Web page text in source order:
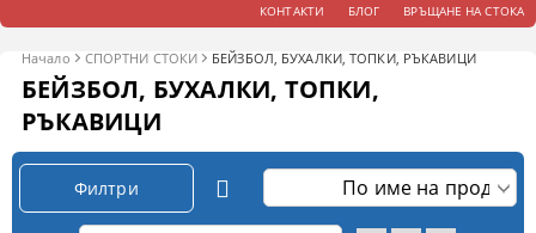
КОНТАКТИ БЛОГ ВРЪЩАНЕ НА СТОКА
Начало СПОРТНИ СТОКИ БЕЙЗБОЛ, БУХАЛКИ, ТОПКИ, РЪКАВИЦИ
БЕЙЗБОЛ, БУХАЛКИ, ТОПКИ,
РЪКАВИЦИ
Филтри